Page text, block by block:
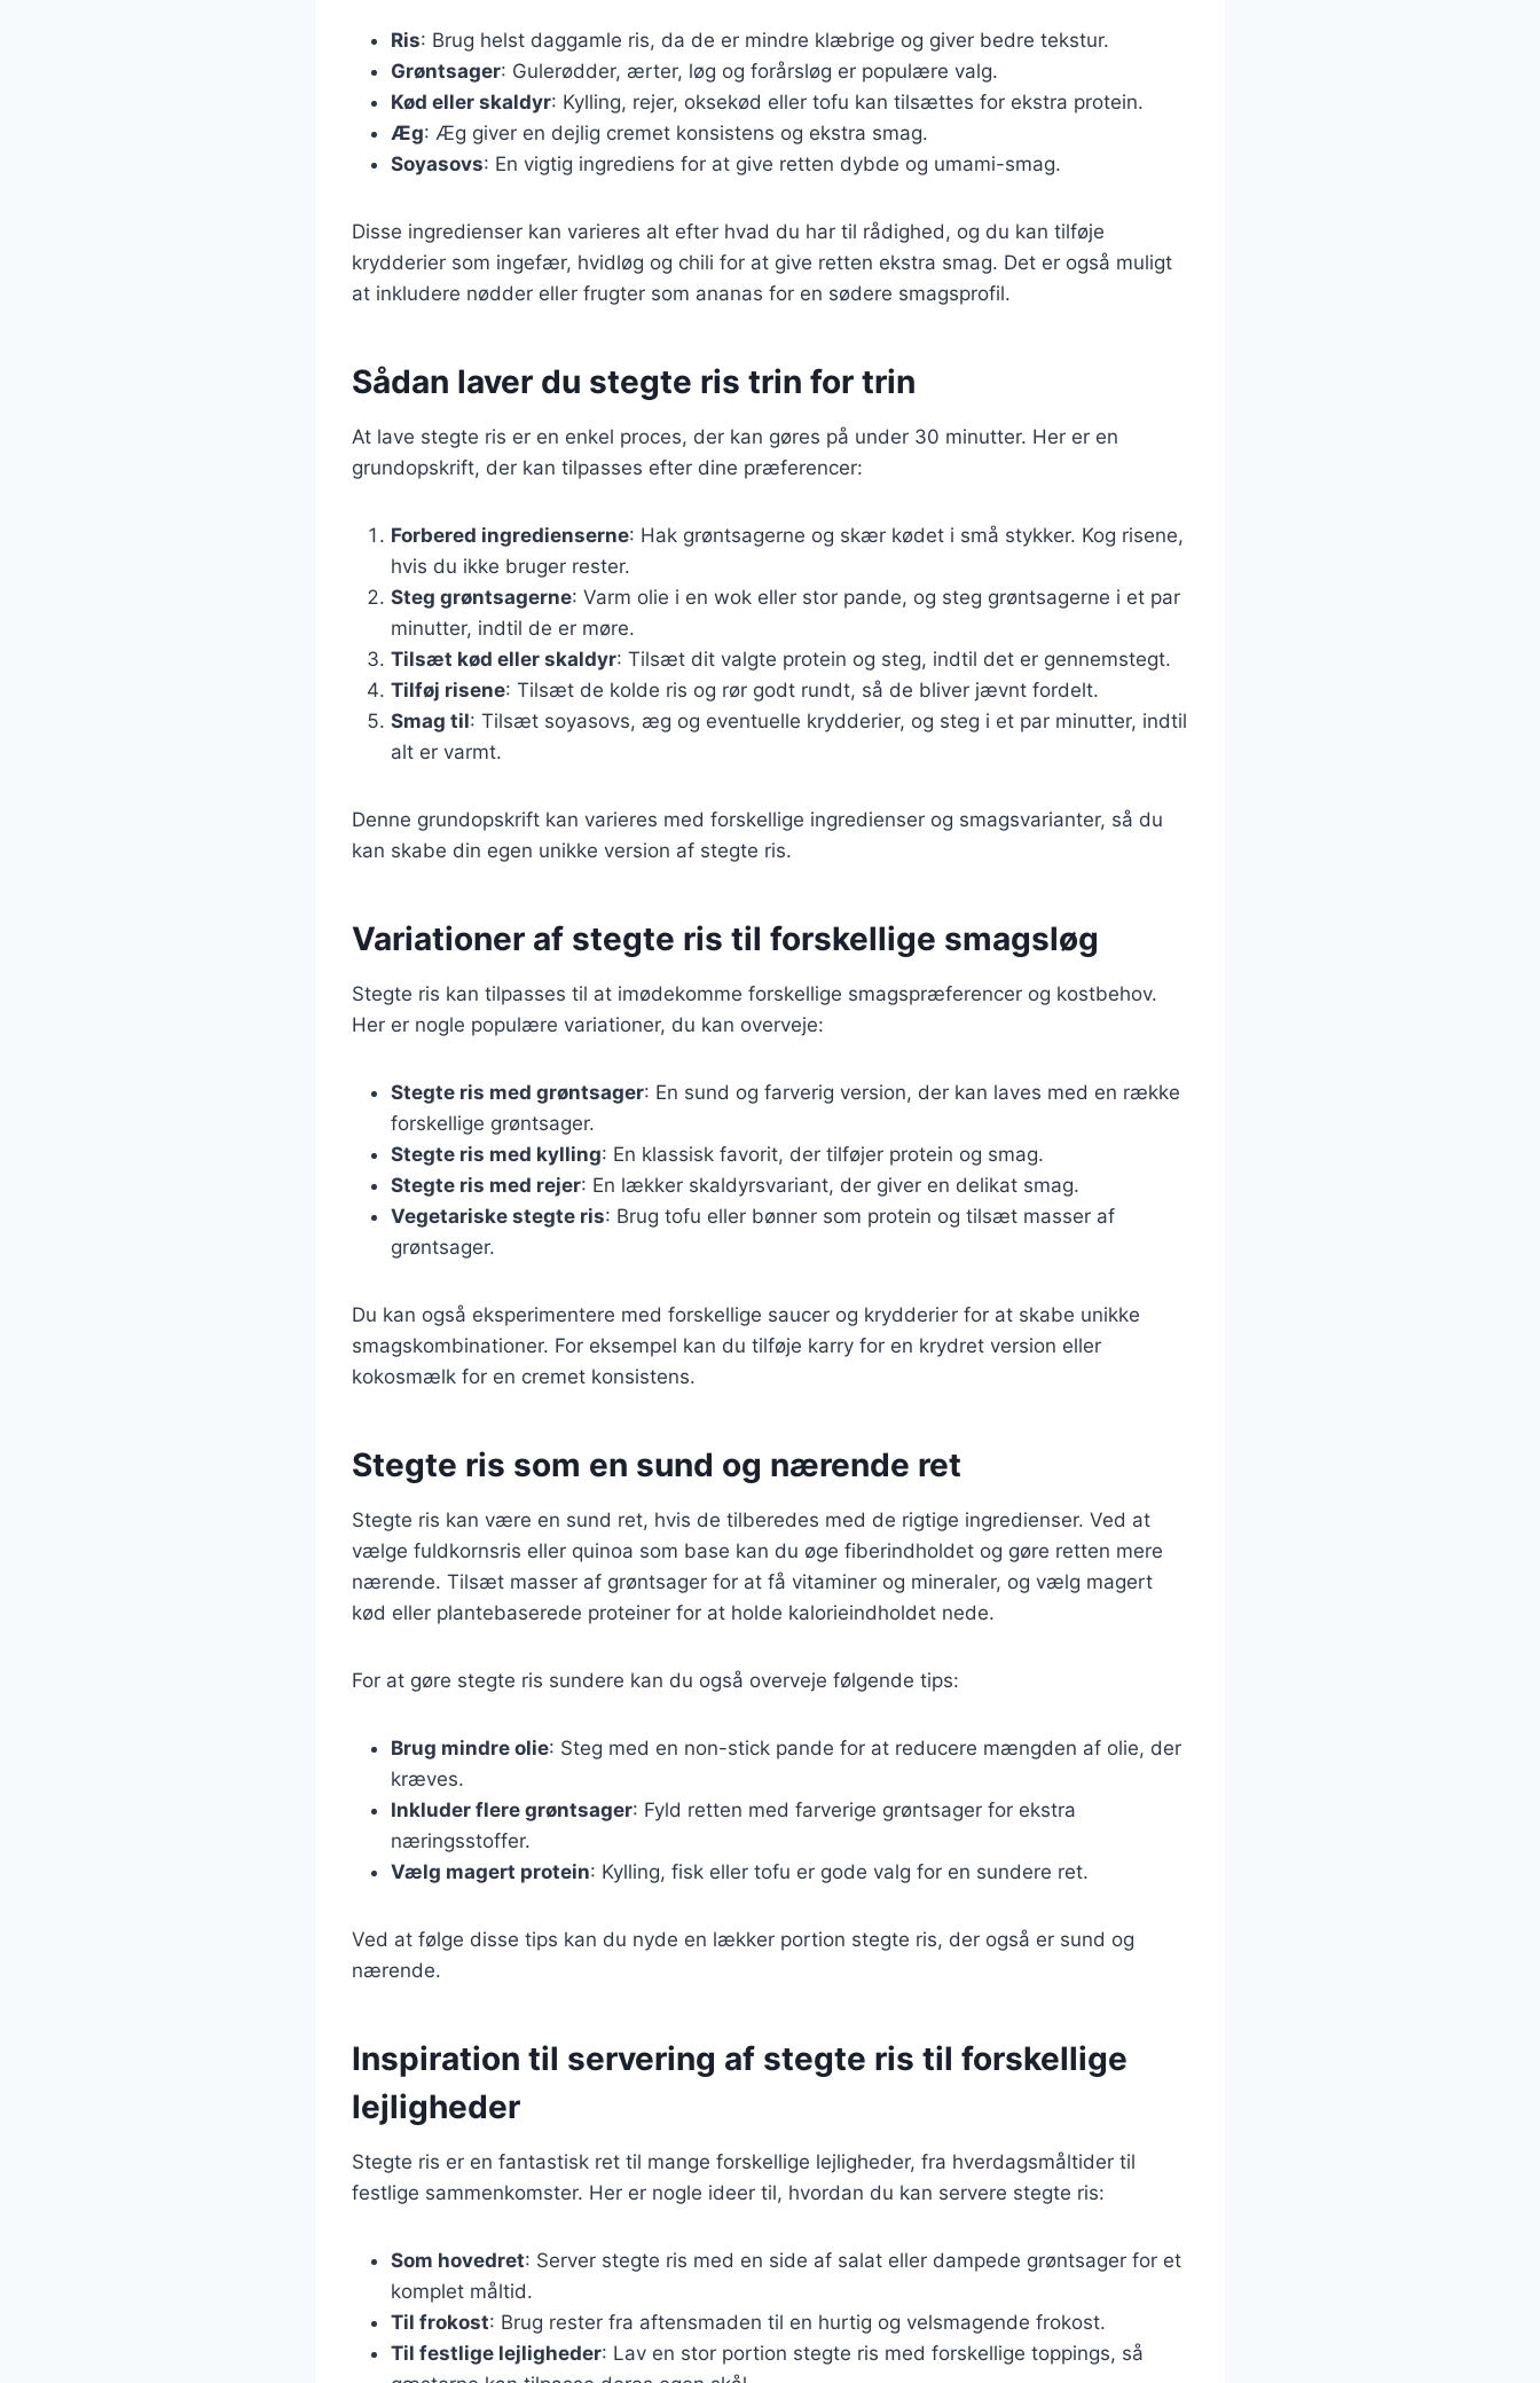
Ris: Brug helst daggamle ris, da de er mindre klæbrige og giver bedre tekstur.
Grøntsager: Gulerødder, ærter, løg og forårsløg er populære valg.
Kød eller skaldyr: Kylling, rejer, oksekød eller tofu kan tilsættes for ekstra protein.
Æg: Æg giver en dejlig cremet konsistens og ekstra smag.
Soyasovs: En vigtig ingrediens for at give retten dybde og umami-smag.
Disse ingredienser kan varieres alt efter hvad du har til rådighed, og du kan tilføje
krydderier som ingefær, hvidløg og chili for at give retten ekstra smag. Det er også muligt
at inkludere nødder eller frugter som ananas for en sødere smagsprofil.
Sådan laver du stegte ris trin for trin
At lave stegte ris er en enkel proces, der kan gøres på under 30 minutter. Her er en
grundopskrift, der kan tilpasses efter dine præferencer:
Forbered ingredienserne: Hak grøntsagerne og skær kødet i små stykker. Kog risene,
hvis du ikke bruger rester.
Steg grøntsagerne: Varm olie i en wok eller stor pande, og steg grøntsagerne i et par
minutter, indtil de er møre.
Tilsæt kød eller skaldyr: Tilsæt dit valgte protein og steg, indtil det er gennemstegt.
Tilføj risene: Tilsæt de kolde ris og rør godt rundt, så de bliver jævnt fordelt.
Smag til: Tilsæt soyasovs, æg og eventuelle krydderier, og steg i et par minutter, indtil
alt er varmt.
Denne grundopskrift kan varieres med forskellige ingredienser og smagsvarianter, så du
kan skabe din egen unikke version af stegte ris.
Variationer af stegte ris til forskellige smagsløg
Stegte ris kan tilpasses til at imødekomme forskellige smagspræferencer og kostbehov.
Her er nogle populære variationer, du kan overveje:
Stegte ris med grøntsager: En sund og farverig version, der kan laves med en række
forskellige grøntsager.
Stegte ris med kylling: En klassisk favorit, der tilføjer protein og smag.
Stegte ris med rejer: En lækker skaldyrsvariant, der giver en delikat smag.
Vegetariske stegte ris: Brug tofu eller bønner som protein og tilsæt masser af
grøntsager.
Du kan også eksperimentere med forskellige saucer og krydderier for at skabe unikke
smagskombinationer. For eksempel kan du tilføje karry for en krydret version eller
kokosmælk for en cremet konsistens.
Stegte ris som en sund og nærende ret
Stegte ris kan være en sund ret, hvis de tilberedes med de rigtige ingredienser. Ved at
vælge fuldkornsris eller quinoa som base kan du øge fiberindholdet og gøre retten mere
nærende. Tilsæt masser af grøntsager for at få vitaminer og mineraler, og vælg magert
kød eller plantebaserede proteiner for at holde kalorieindholdet nede.
For at gøre stegte ris sundere kan du også overveje følgende tips:
Brug mindre olie: Steg med en non-stick pande for at reducere mængden af olie, der
kræves.
Inkluder flere grøntsager: Fyld retten med farverige grøntsager for ekstra
næringsstoffer.
Vælg magert protein: Kylling, fisk eller tofu er gode valg for en sundere ret.
Ved at følge disse tips kan du nyde en lækker portion stegte ris, der også er sund og
nærende.
Inspiration til servering af stegte ris til forskellige
lejligheder
Stegte ris er en fantastisk ret til mange forskellige lejligheder, fra hverdagsmåltider til
festlige sammenkomster. Her er nogle ideer til, hvordan du kan servere stegte ris:
Som hovedret: Server stegte ris med en side af salat eller dampede grøntsager for et
komplet måltid.
Til frokost: Brug rester fra aftensmaden til en hurtig og velsmagende frokost.
Til festlige lejligheder: Lav en stor portion stegte ris med forskellige toppings, så